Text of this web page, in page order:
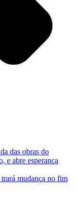
das obras do
e abre esperança
mudança no fim